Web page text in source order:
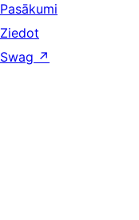
Pasākumi
Ziedot
Swag ↗